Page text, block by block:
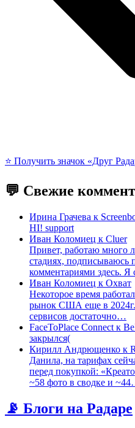
⭐️ Получить значок «Друг
💬 Свежие
Ирина Грачева к
HI! support
Иван Коломиец к Cluer
Привет, работаю много
стадиях, подписываюсь
комментариями здесь.
Иван Коломиец к Охват
Некоторое время
рынок США еще в 2024г.
сервисов достаточно…
FaceToPlace Connect к
закрылся(
Кирилл Андрющенко к
Данила, на тарифах
перед покупкой:
~58 фото в сводке и
📡 Блоги на Радаре